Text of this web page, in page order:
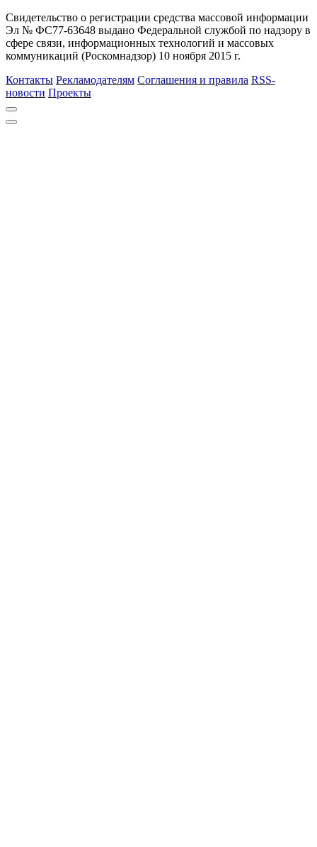
Свидетельство о регистрации средства массовой информации
Эл № ФС77-63648 выдано Федеральной службой по надзору в
сфере связи, информационных технологий и массовых
коммуникаций (Роскомнадзор) 10 ноября 2015 г.
Контакты Рекламодателям Соглашения и правила RSS-
новости Проекты